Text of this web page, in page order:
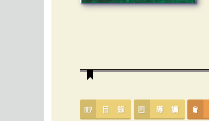
目 錄 導 讀